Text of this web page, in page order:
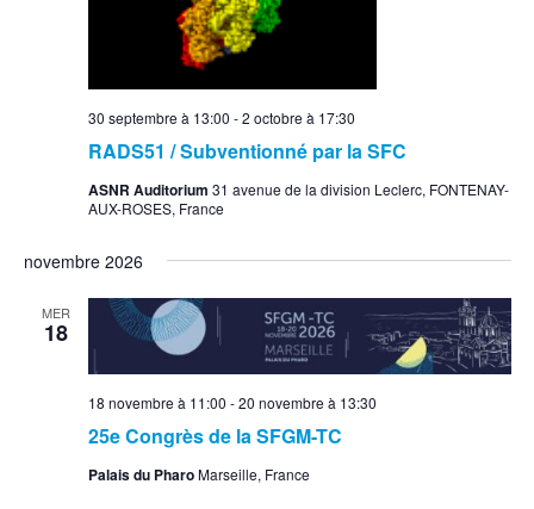
RADS51 / Subventionné par la SFC
30 septembre à 13:00 -2 octobre à 17:30
ASNR Auditorium 31 avenue de la division Leclerc, FONTENAY-
AUX-ROSES, France
novembre 2026
MER
18
25e Congrès de la SFGM-TC
18 novembre à 11:00 -20 novembre à 13:30
Palais du PharoMarseille, France